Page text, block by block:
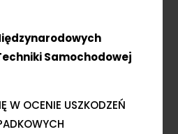
Samochodowej
W OCENIE USZKODZEŃ